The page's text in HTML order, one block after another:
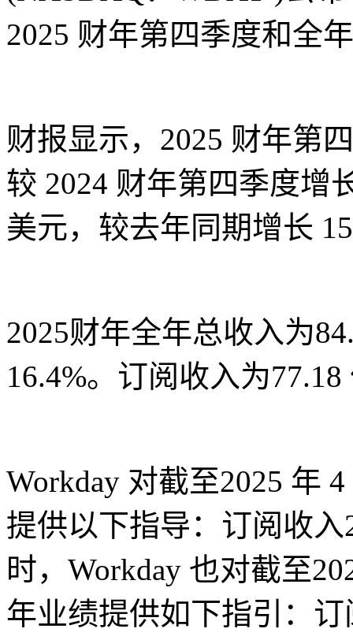
2025 财年第四季度和全
财报显示，2025 财年第
较 2024 财年第四季度增
美元，较去年同期增长
2025财年全年总收入为
16.4%。订阅收入为
Workday 对截至2025 年
提供以下指导：订阅收
时，Workday 也对截至
年业绩提供如下指引：